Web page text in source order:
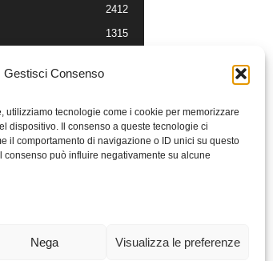
Gestisci Consenso
utilizziamo tecnologie come i cookie per memorizzare
dispositivo. Il consenso a queste tecnologie ci
il comportamento di navigazione o ID unici su questo
consenso può influire negativamente su alcune
Nega Visualizza le preferenze
2412
1315